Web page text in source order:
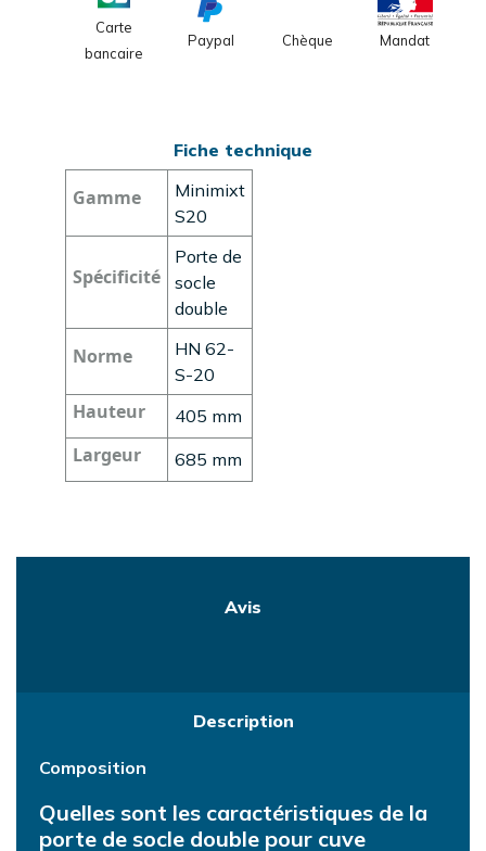
Carte
bancaire
Paypal Chèque Mandat
Fiche technique
Gamme
Minimixt
S20
Spécificité
Porte de
socle
double
Norme
HN 62-
S-20
Hauteur 405 mm
Largeur 685 mm
Avis
Description
Composition
Quelles sont les caractéristiques de la
porte de socle double pour cuve